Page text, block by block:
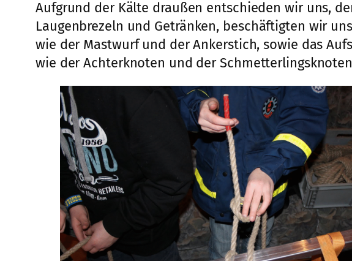
Aufgrund der Kälte draußen entschieden wir uns,
Laugenbrezeln und Getränken, beschäftigten wir
wie der Mastwurf und der Ankerstich, sowie das
wie der Achterknoten und der